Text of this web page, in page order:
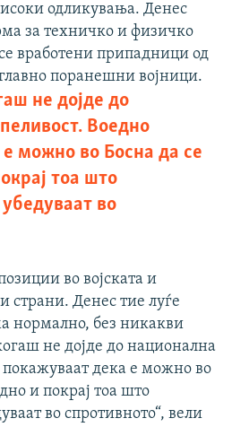
одликувања. Денес
за техничко и физичко
вработени припадници од
поранешни војници.
не дојде до
Воедно
можно во Босна да се
тоа што
во
во војската и
страни. Денес тие луѓе
нормално, без никакви
не дојде до национална
покажуваат дека е можно во
и покрај тоа што
во спротивното“, вели